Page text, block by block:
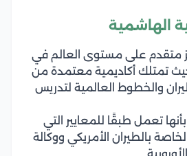
الهاشمية
متقدم على مستوى العالم في
حيث تمتلك أكاديمية معتمدة من
والخطوط العالمية لتدريس
بأنها تعمل طبقًا للمعايير التي
بالطيران الأمريكي ووكالة